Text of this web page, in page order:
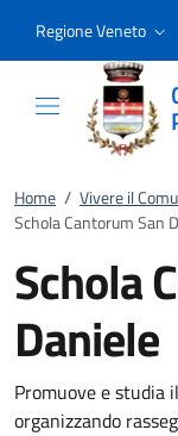
Regione Veneto
Home / Vivere il
Schola Cantorum San
Schola
Daniele
Promuove e studia
organizzando